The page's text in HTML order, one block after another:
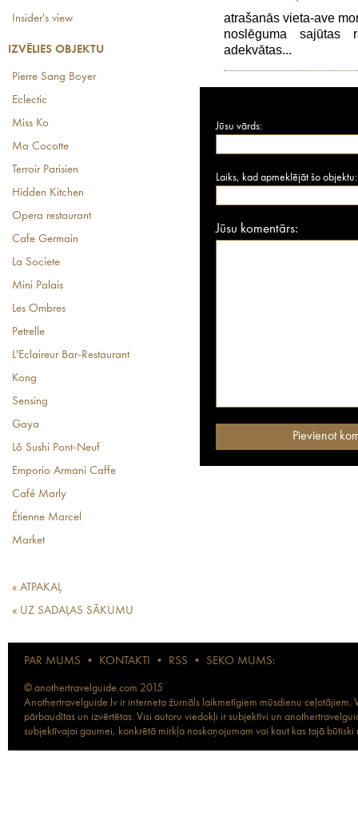
Insider's view
IZVĒLIES OBJEKTU
Pierre Sang Boyer
Eclectic
Miss Ko
Ma Cocotte
Terroir Parisien
Hidden Kitchen
Opera restaurant
Cafe Germain
La Societe
Mini Palais
Les Ombres
Petrelle
L'Eclaireur Bar-Restaurant
Kong
Sensing
Gaya
Lô Sushi Pont-Neuf
Emporio Armani Caffe
Café Marly
Étienne Marcel
Market
« ATPAKAĻ
« UZ SADAĻAS SĀKUMU
atrašanās vieta-ave
noslēguma sajūtas
adekvātas...
Jūsu vārds:
Laiks, kad apmeklējāt šo objektu:
Jūsu komentārs:
PAR MUMS • KONTAKTI • RSS • SEKO MUMS:
© anothertravelguide.com 2015
Anothertravelguide.lv ir interneta žurnāls laikmetīgiem mūsdienu
pārbaudītas un izvērtētas. Visi autoru viedokļi ir subjektīvi un
subjektīvajai gaumei, konkrētā mirkļa noskaņojumam vai kaut kas tajā